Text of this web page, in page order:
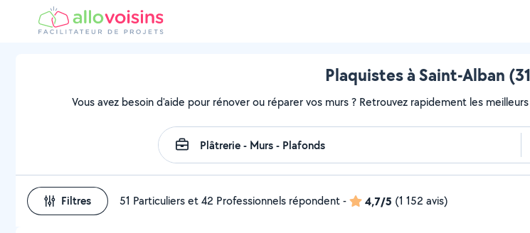
Plaquistes à Saint-Alban
Vous avez besoin d'aide pour rénover ou réparer vos murs ? Retrouvez rapidement les
Filtres 51 Particuliers et 42 Professionnels répondent- 4,7/5 (1 152 avis)